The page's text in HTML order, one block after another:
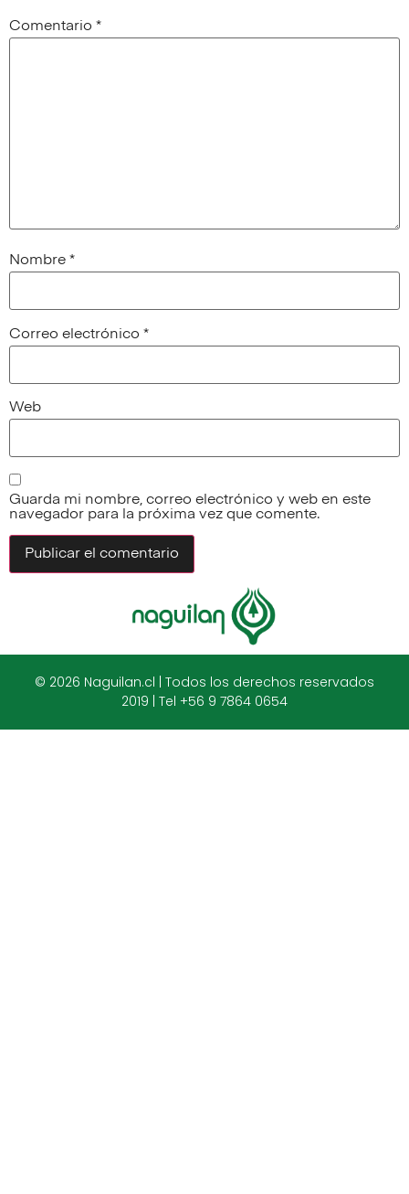
Comentario *
Nombre *
Correo electrónico *
Web
Guarda mi nombre, correo electrónico y web en este
navegador para la próxima vez que comente.
© 2026 Naguilan.cl | Todos los derechos reservados
2019 | Tel +56 9 7864 0654